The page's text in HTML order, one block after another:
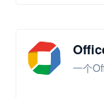
一个